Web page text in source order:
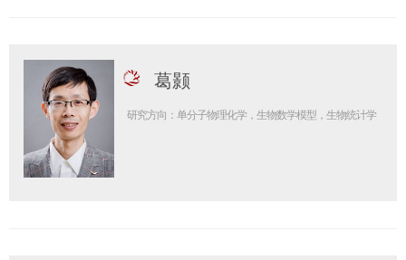
葛颢
研究方向：单分子物理化学，生物数学模型，生物统计学